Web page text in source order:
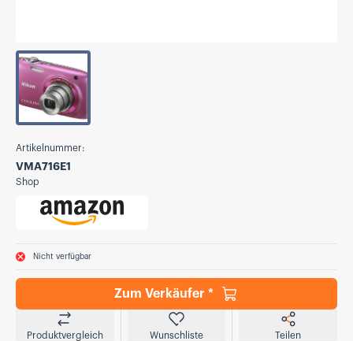
Artikelnummer:
VMA716E1
Shop
Nicht verfügbar
Zum Verkäufer *
Produktvergleich Wunschliste Teilen